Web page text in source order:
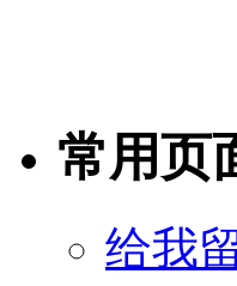
常用页
给我